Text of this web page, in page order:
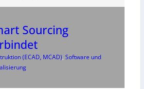
Sourcing
(ECAD, MCAD), Software und